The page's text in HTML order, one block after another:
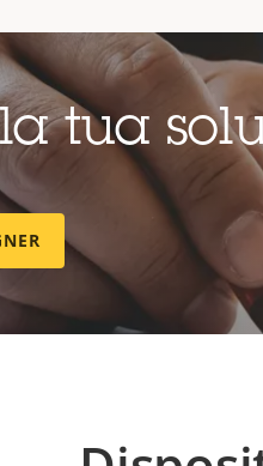
tua